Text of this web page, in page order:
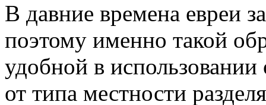
В давние времена евреи
поэтому именно такой
удобной в
от типа местности